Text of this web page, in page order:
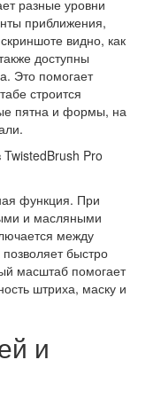
разные уровни
приближения,
видно, как
доступны
Это помогает
строится
пятна и формы, на
функция. При
и масляными
между
быстро
масштаб помогает
штриха, маску и
и